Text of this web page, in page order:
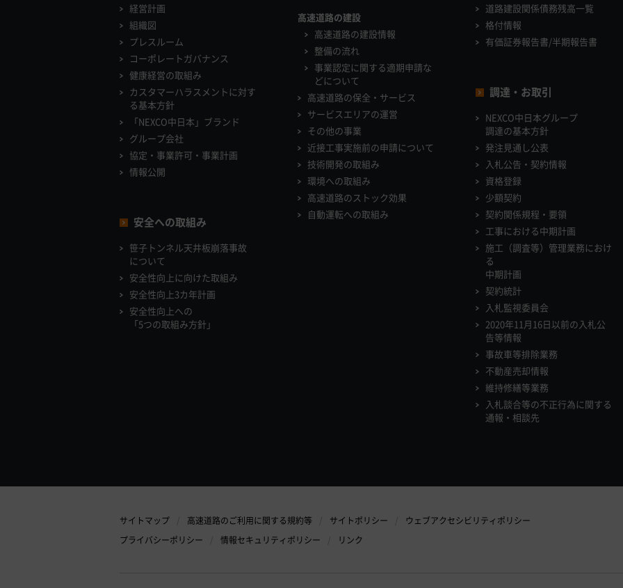
経営計画
組織図
プレスルーム
コーポレートガバナンス
健康経営の取組み
カスタマーハラスメントに対す
る基本方針
「NEXCO中日本」ブランド
グループ会社
協定・事業許可・事業計画
情報公開
安全への取組み
笹子トンネル天井板崩落事故
について
安全性向上に向けた取組み
安全性向上3カ年計画
安全性向上への
「5つの取組み方針」
高速道路の建設
高速道路の建設情報
整備の流れ
事業認定に関する適期申請な
どについて
高速道路の保全・サービス
サービスエリアの運営
その他の事業
近接工事実施前の申請について
技術開発の取組み
環境への取組み
高速道路のストック効果
自動運転への取組み
道路建設関係債務残高一覧
格付情報
有価証券報告書/半期報告書
調達・お取引
NEXCO中日本グループ
調達の基本方針
発注見通し公表
入札公告・契約情報
資格登録
少額契約
契約関係規程・要領
工事における中期計画
施工（調査等）管理業務におけ
る
中期計画
契約統計
入札監視委員会
2020年11月16日以前の入札公
告等情報
事故車等排除業務
不動産売却情報
維持修繕等業務
入札談合等の不正行為に関する
通報・相談先
サイトマップ 高速道路のご利用に関する規約等 サイトポリシー
ウェブアクセシビリティポリシー
プライバシーポリシー
情報セキュリティポリシー リンク